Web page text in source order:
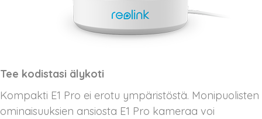
Tee kodistasi älykoti
Kompakti E1 Pro ei erotu ympäristöstä. Monipuolisten
ominaisuuksien ansiosta E1 Pro kameraa voi